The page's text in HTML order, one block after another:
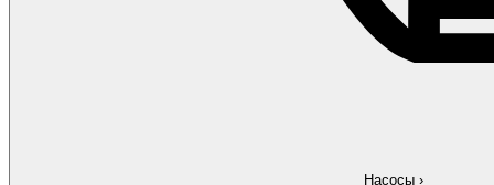
Насосы ›